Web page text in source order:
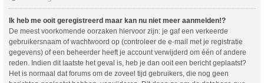
Ik heb me ooit geregistreerd maar kan nu niet meer aanmelden!?
De meest voorkomende oorzaken hiervoor zijn: je gaf een verkeerde
gebruikersnaam of wachtwoord op (controleer de e-mail met je registratie
gegevens) of een beheerder heeft je account verwijderd om één of andere
reden. Indien dit laatste het geval is, heb je dan ooit een bericht geplaatst?
Het is normaal dat forums om de zoveel tijd gebruikers, die nog geen